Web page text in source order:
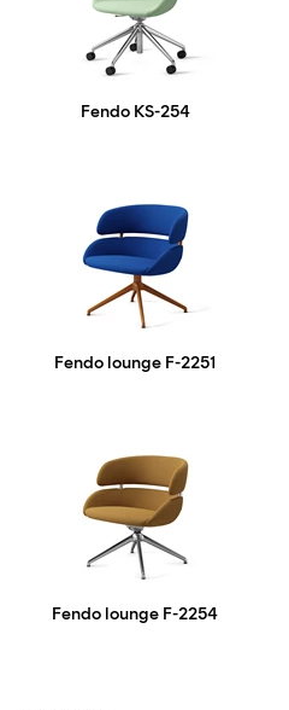
Fendo KS-254
Fendo lounge F-2251
Fendo lounge F-2254